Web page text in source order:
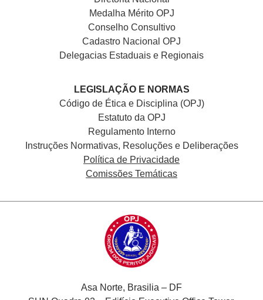
Medalha Mérito OPJ
Conselho Consultivo
Cadastro Nacional OPJ
Delegacias Estaduais e Regionais
LEGISLAÇÃO E NORMAS
Código de Ética e Disciplina (OPJ)
Estatuto da OPJ
Regulamento Interno
Instruções Normativas, Resoluções e Deliberações
Política de Privacidade
Comissões Temáticas
Asa Norte, Brasilia – DF